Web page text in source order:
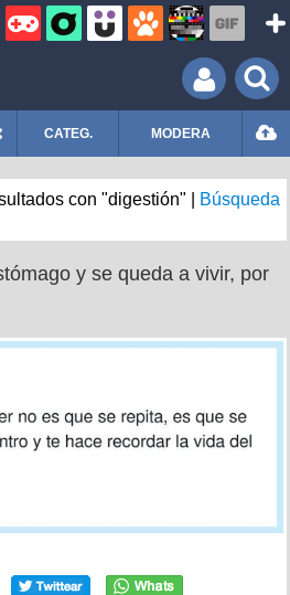
CATEG. MODERA
con "digestión" |
Búsqueda
y se queda a vivir, por